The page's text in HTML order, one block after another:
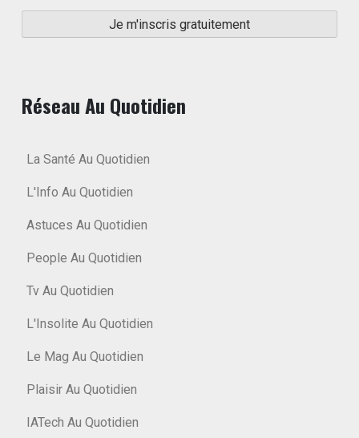
Réseau Au Quotidien
La Santé Au Quotidien
L'Info Au Quotidien
Astuces Au Quotidien
People Au Quotidien
Tv Au Quotidien
L'Insolite Au Quotidien
Le Mag Au Quotidien
Plaisir Au Quotidien
IATech Au Quotidien